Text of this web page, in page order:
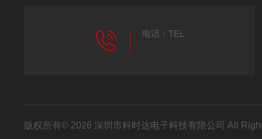
电话：TEL
版权所有© 2026 深圳市科时达电子科技有限公司 All